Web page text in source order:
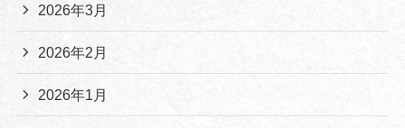
2026年3月
2026年2月
2026年1月